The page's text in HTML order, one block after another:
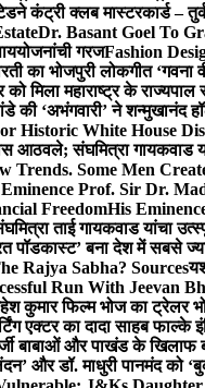
कंट्री क्लब मास्टरकार्ड –
Dr. Basant Goel To
गरजFashion
का भोजपुरी लोकगीत
महाराष्ट्र के राज्यपाल
की ‘अभंगवारी’ ने शन्मुखानंद
White House
आठवले; संघमित्रा
Some Men
Prof. Sir Dr.
FreedomHis
ताई गायकवाड यांचा
पॉडकास्ट’ बना देश में सबसे
Rajya Sabha? Sources
Run With Jeevan
कुमार फिल्म भोज का ट्रेलर
एक्टर का दादा साहब फाल्के
बाबाओं और पाखंड के खिलाफ
और डॉ. माधुरी पानमंद को